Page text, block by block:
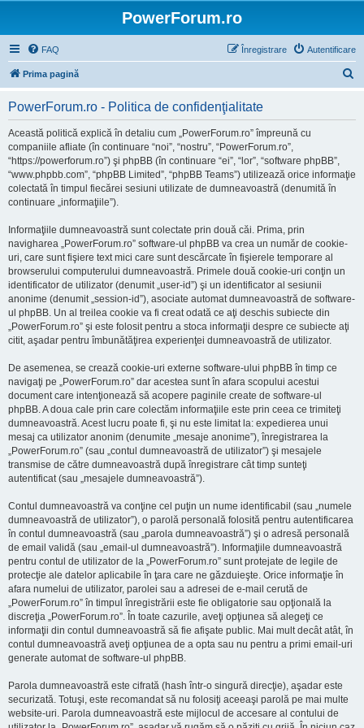
PowerForum.ro
FAQ Autentificare
Înregistrare
Prima pagină
PowerForum.ro - Politica de confidenţialitate
Această politică explică în detaliu cum „PowerForum.ro” împreună cu
companiile afliate (în continuare “noi”, “nostru”, “PowerForum.ro”,
“https://powerforum.ro”) şi phpBB (în continuare “ei”, “lor”, “software phpBB”,
“www.phpbb.com”, “phpBB Limited”, “phpBB Teams”) utilizează orice informaţie
colectată în timpul fiecărei sesiuni utilizate de dumneavoastră (denumită în
continuare „informaţiile”).
Informaţiile dumneavoastră sunt colectate prin două căi. Prima, prin
navigharea „PowerForum.ro” software-ul phpBB va crea un număr de cookie-
uri, care sunt fişiere text mici care sunt descărcate în fişierele temporare al
browserului computerului dumneavoastră. Primele două cookie-uri conţin un
identificator de utilizator (denumit „user-id”) şi un identificator al sesiunii
anonime (denumit „session-id”), asociate automat dumneavoastră de software-
ul phpBB. Un al treilea cookie va fi creat odată ce aţi deschis subiecte din
„PowerForum.ro” şi este folosit pentru a stoca informaţii despre ce subiecte aţi
citit, aşadar pentru îmbunătăţirea experienţei dumneavoastră de utilizator.
De asemenea, se crează cookie-uri externe software-ului phpBB în timp ce
navigaţi pe „PowerForum.ro” dar acestea sunt în afara scopului acestui
document care intenţionează să acopere paginile create de software-ul
phpBB. A doua cale prin care colectăm informaţiile este prin ceea ce trimiteţi
dumneavoastră. Acest lucru poate fi, şi nu este limitat la: expedierea unui
mesaj ca utilizator anonim (denumite „mesaje anonime”), înregistrarea la
„PowerForum.ro” (sau „contul dumneavoastră de utilizator”) şi mesajele
transmise de către dumneavoastră după înregistrare cât timp sunteţi
autentificat (sau „mesajele dumneavoastră”).
Contul dumneavoastră va conţine cel puţin un nume identificabil (sau „numele
dumneavoastră de utilizator”), o parolă personală folosită pentru autentificarea
în contul dumneavoastră (sau „parola dumneavoastră”) şi o adresă personală
de email validă (sau „email-ul dumneavoastră”). Informaţiile dumneavoastră
pentru contul de utilizator de la „PowerForum.ro” sunt protejate de legile de
protecţie ale datelor aplicabile în ţara care ne găzduieşte. Orice informaţie în
afara numelui de utilizator, parolei sau a adresei de e-mail cerută de
„PowerForum.ro” în timpul înregistrării este fie obligatorie sau opţională la
discreţia „PowerForum.ro”. În toate cazurile, aveţi opţiunea să alegeţi ce
informaţii din contul dumneavoastră să fie afişate public. Mai mult decât atât, în
contul dumneavoastră aveţi opţiunea de a opta sau nu pentru a primi email-uri
generate automat de software-ul phpBB.
Parola dumneavoastră este cifrată (hash într-o singură direcţie), aşadar este
securizată. Totuşi, este recomandat să nu folosiţi aceeaşi parolă pe mai multe
website-uri. Parola dumneavoastră este mijlocul de accesare al contului de